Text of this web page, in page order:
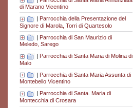
di Marano Vicentino
Parrocchia della Presentazione del
Signore di Marola, Torri di Quartesolo
| Parrocchia di San Maurizio di
Meledo, Sarego
Parrocchia di Santa Maria di Molina di
Malo
| Parrocchia di Santa Maria Assunta di
Montebello Vicentino
Parrocchia di Santa. Maria di
Montecchia di Crosara